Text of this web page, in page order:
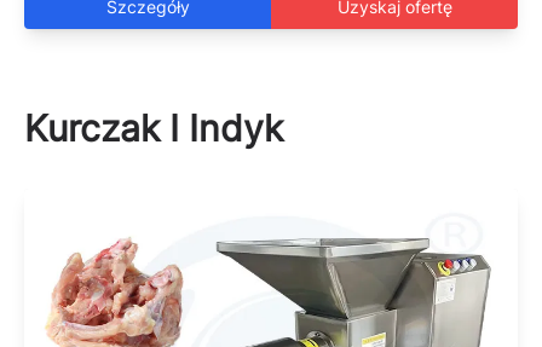
Szczegóły Uzyskaj ofertę
Kurczak I Indyk